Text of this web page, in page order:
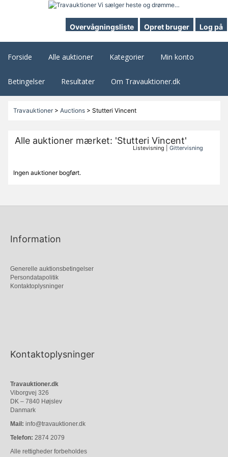
Overvågningsliste Opret bruger Log på
Forside Alle auktioner Kategorier Min konto
Betingelser Resultater Om Travauktioner.dk
Travauktioner> Auctions> Stutteri Vincent
Alle auktioner mærket: 'Stutteri Vincent'
Listevisning |Gittervisning
Ingen auktioner bogført.
Information
Generelle auktionsbetingelser
Persondatapolitik
Kontaktoplysninger
Kontaktoplysninger
Travauktioner.dk
Viborgvej 326
DK – 7840 Højslev
Danmark
Mail: info@travauktioner.dk
Telefon: 2874 2079
Alle rettigheder forbeholdes